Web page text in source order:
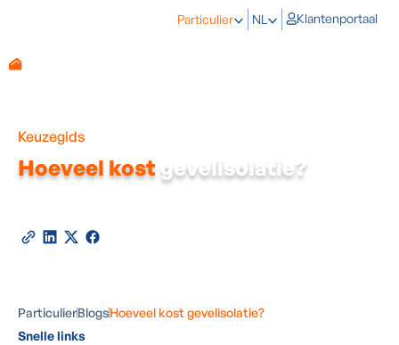
Particulier NL Klantenportaal
Keuzegids
Hoeveel kostgevelisolatie?
Expert in isolatie en gevelafwerking
ParticulierBlogsHoeveel kost gevelisolatie?
Snelle links